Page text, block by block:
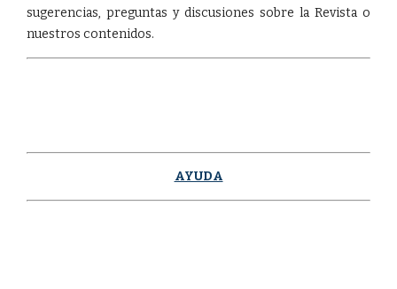
sugerencias, preguntas y discusiones sobre la Revista o
nuestros contenidos.
AYUDA